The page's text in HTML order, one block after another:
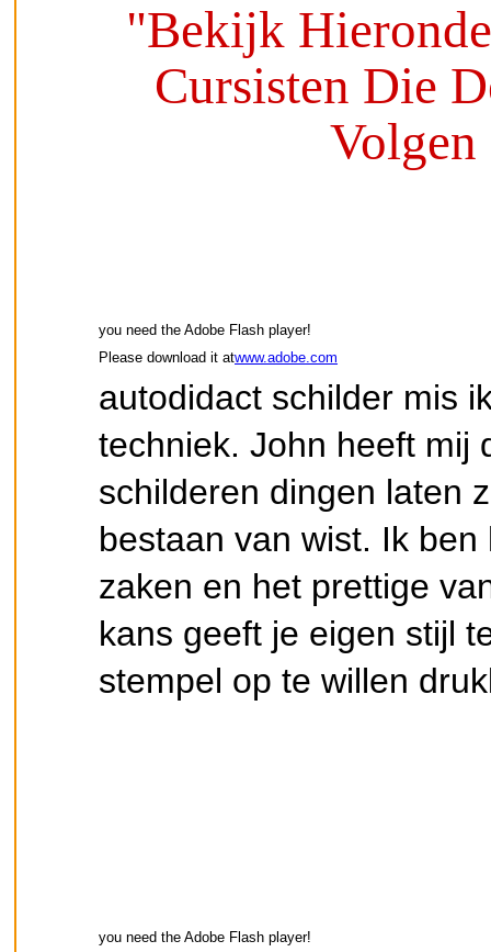
"Bekijk
Cursisten Die
Volgen
you need the Adobe Flash player!
Please download it atwww.adobe.com
autodidact schilder mis
techniek. John heeft mij
schilderen dingen laten
bestaan van wist. Ik
zaken en het prettige
kans geeft je eigen stijl
stempel op te willen
you need the Adobe Flash player!